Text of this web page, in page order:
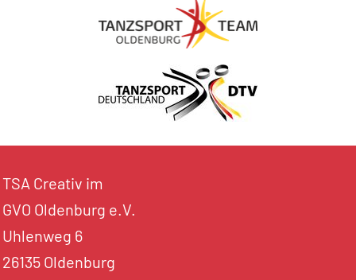
TSA Creativ im
GVO Oldenburg e.V.
Uhlenweg 6
26135 Oldenburg